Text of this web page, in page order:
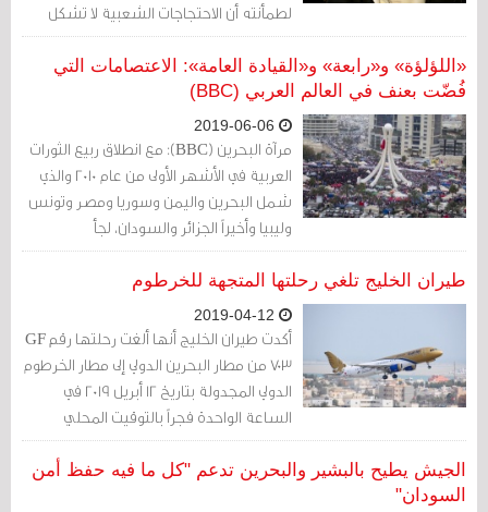
لطمأنته أن الاحتجاجات الشعبية لا تشكل
خطرا على حكمه
«اللؤلؤة» و«رابعة» و«القيادة العامة»: الاعتصامات التي
فُضّت بعنف في العالم العربي (BBC)
مرآة البحرين (BBC): مع انطلاق ربيع الثورات
العربية في الأشهر الأولى من عام 2010 والذي
شمل البحرين واليمن وسوريا ومصر وتونس
وليبيا وأخيراً الجزائر والسودان، لجأ
المتظاهرون إلى أساليب وأشكال مختلفة من
الاحتجاجات والأنشطة لتحقيق مطالبهم. كان
على رأس تلك الأساليب اللجوء إلى تكتيك
الاعتصام الدائم في الساحات العامة أو
المركزية والتجمع بأعداد كبيرة مع وجود
تغطية إعلامية دائمة لما يجري على أمل أن
يجبر ذلك السلطات على التردد في فض
الاعتصامات.
طيران الخليج تلغي رحلتها المتجهة للخرطوم
أكدت طيران الخليج أنها ألغت رحلتها رقم GF
703 من مطار البحرين الدولي إلى مطار الخرطوم
الدولي المجدولة بتاريخ 12 أبريل 2019 في
الساعة الواحدة فجراً بالتوقيت المحلي
الجيش يطيح بالبشير والبحرين تدعم "كل ما فيه حفظ أمن
السودان"